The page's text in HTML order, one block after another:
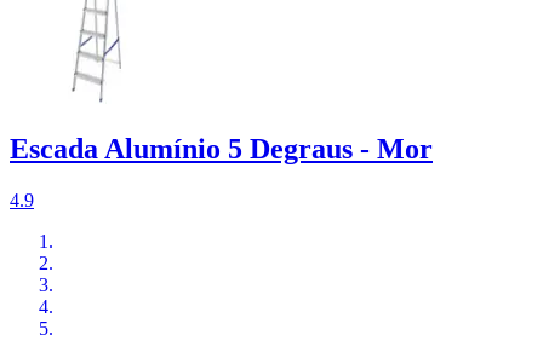
Escada Alumínio 5 Degraus - Mor
4.9